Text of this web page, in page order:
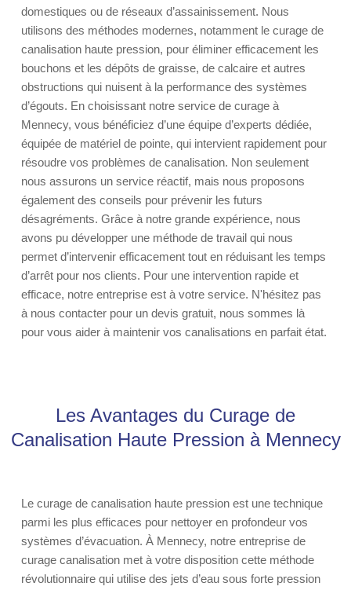
domestiques ou de réseaux d’assainissement. Nous
utilisons des méthodes modernes, notamment le curage de
canalisation haute pression, pour éliminer efficacement les
bouchons et les dépôts de graisse, de calcaire et autres
obstructions qui nuisent à la performance des systèmes
d’égouts. En choisissant notre service de curage à
Mennecy, vous bénéficiez d’une équipe d’experts dédiée,
équipée de matériel de pointe, qui intervient rapidement pour
résoudre vos problèmes de canalisation. Non seulement
nous assurons un service réactif, mais nous proposons
également des conseils pour prévenir les futurs
désagréments. Grâce à notre grande expérience, nous
avons pu développer une méthode de travail qui nous
permet d’intervenir efficacement tout en réduisant les temps
d’arrêt pour nos clients. Pour une intervention rapide et
efficace, notre entreprise est à votre service. N'hésitez pas
à nous contacter pour un devis gratuit, nous sommes là
pour vous aider à maintenir vos canalisations en parfait état.
Les Avantages du Curage de
Canalisation Haute Pression à Mennecy
Le curage de canalisation haute pression est une technique
parmi les plus efficaces pour nettoyer en profondeur vos
systèmes d’évacuation. À Mennecy, notre entreprise de
curage canalisation met à votre disposition cette méthode
révolutionnaire qui utilise des jets d’eau sous forte pression